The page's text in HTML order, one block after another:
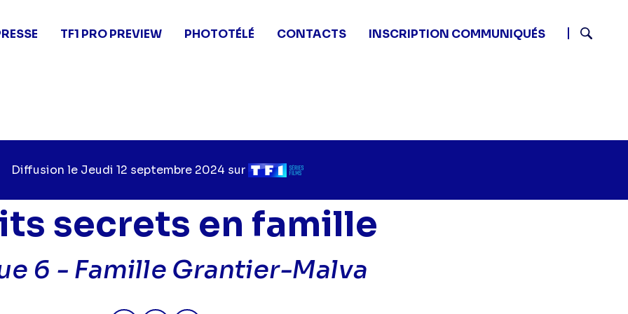
TF1 PRO PREVIEW PHOTOTÉLÉ CONTACTS
INSCRIPTION COMMUNIQUÉS
Diffusion le Jour
diffusion
Jeudi 12 septembre 2024 sur Chaîne
diffusion
secrets en famille
6 - Famille Grantier-Malva